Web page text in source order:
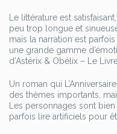
Le littérature est
peu trop longue et
mais la narration est
une grande gamme
d’Astérix & Obélix – Le
Un roman qui
des thèmes importants,
Les personnages sont
parfois lire artificiels pour